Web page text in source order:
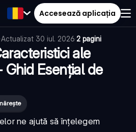
Accesează aplicația
·Actualizat 30 iul. 2026·2 pagini
ale
Esențial de
ne ajută să înțelegem